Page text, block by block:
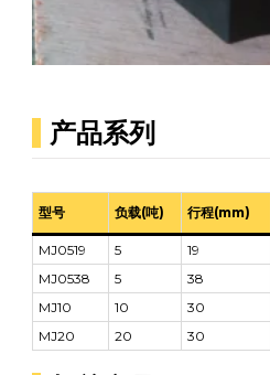
产品系列
型号 负载(吨) 行程(mm)
MJ0519 5 19
MJ0538
5 38
MJ10
10 30
MJ20
20 30